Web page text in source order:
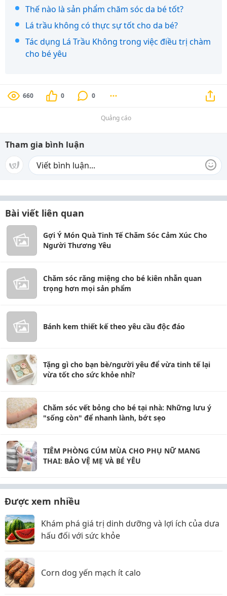
Thế nào là sản phẩm chăm sóc da bé tốt?
Lá trầu không có thực sự tốt cho da bé?
Tác dụng Lá Trầu Không trong việc điều trị chàm
cho bé yêu
660 0 0
Quảng cáo
Tham gia bình luận
Bài viết liên quan
Gợi Ý Món Quà Tinh Tế Chăm Sóc Cảm Xúc Cho
Người Thương Yêu
Chăm sóc răng miệng cho bé kiên nhẫn quan
trọng hơn mọi sản phẩm
Bánh kem thiết kế theo yêu cầu độc đáo
Tặng gì cho bạn bè/người yêu để vừa tinh tế lại
vừa tốt cho sức khỏe nhỉ?
Chăm sóc vết bỏng cho bé tại nhà: Những lưu ý
"sống còn" để nhanh lành, bớt sẹo
TIÊM PHÒNG CÚM MÙA CHO PHỤ NỮ MANG
THAI: BẢO VỆ MẸ VÀ BÉ YÊU
Được xem nhiều
Khám phá giá trị dinh dưỡng và lợi ích của dưa
hấu đối với sức khỏe
Corn dog yến mạch ít calo